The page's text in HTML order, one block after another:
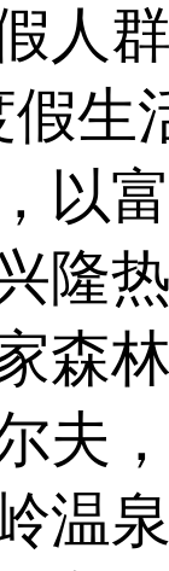
人
生
以
隆
森
夫
温